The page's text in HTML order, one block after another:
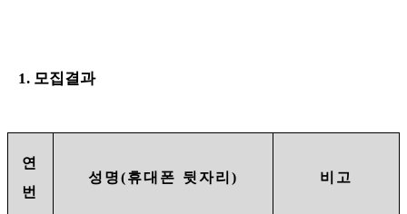
1. 모집결과
연
번
성명(휴대폰 뒷자리) 비고